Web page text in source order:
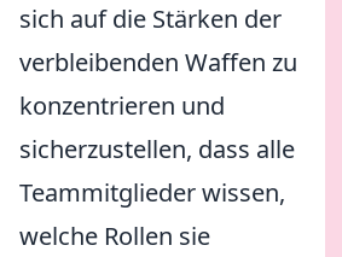
sich auf die Stärken der
verbleibenden Waffen zu
konzentrieren und
sicherzustellen, dass alle
Teammitglieder wissen,
welche Rollen sie